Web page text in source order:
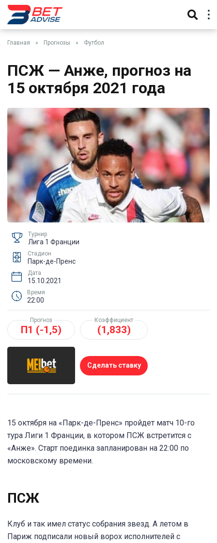
Главная » Прогнозы » Футбол
ПСЖ — Анже, прогноз на
15 октября 2021 года
Турнир
Лига 1 Франции
Стадион
Парк-де-Пренс
Дата
15.10.2021
Время
22:00
Прогноз
П1 (-1,5)
Коэффициент
(1,833)
Сделать ставку
15 октября на «Парк-де-Пренс» пройдет матч 10-го
тура Лиги 1 Франции, в котором ПСЖ встретится с
«Анже». Старт поединка запланирован на 22:00 по
московскому времени.
ПСЖ
Клуб и так имел статус собрания звезд. А летом в
Париж подписали новый ворох исполнителей с